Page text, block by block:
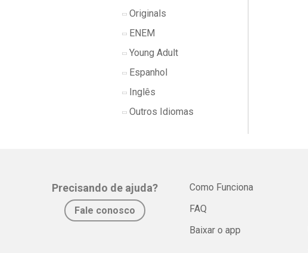
Originals
ENEM
Young Adult
Espanhol
Inglês
Outros Idiomas
Precisando de ajuda?
Fale conosco
Como Funciona
FAQ
Baixar o app